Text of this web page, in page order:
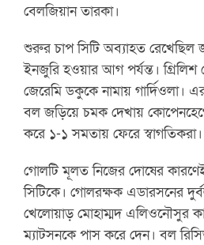
বেলজিয়ান তারকা।
শুরুর চাপ সিটি অব্যাহত রেখেছিল
ইনজুরি হওয়ার আগ পর্যন্ত।
জেরেমি ডকুকে নামায় গার্দিওলা।
বল জড়িয়ে চমক দেখায়
করে ১-১ সমতায় ফেরে স্বাগতিকরা।
গোলটি মূলত নিজের দোষের
সিটিকে। গোলরক্ষক এডারসনের
খেলোয়াড় মোহাম্মদ এলিওনৌসুর
ম্যাটসনকে পাস করে দেন। বল